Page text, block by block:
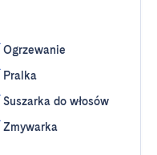
Ogrzewanie
Pralka
Suszarka do włosów
Zmywarka